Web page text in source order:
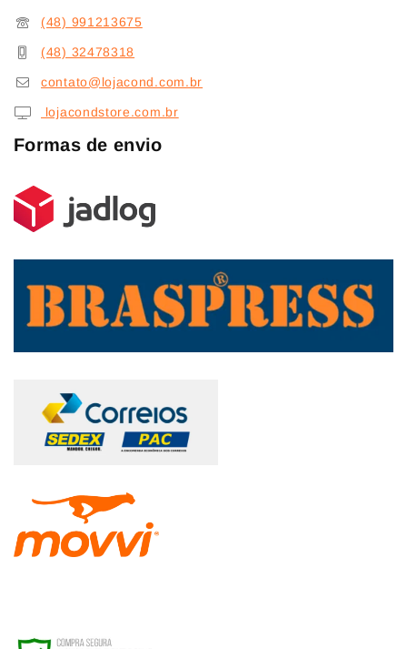
(48) 991213675
(48) 32478318
contato@lojacond.com.br
lojacondstore.com.br
Formas de envio